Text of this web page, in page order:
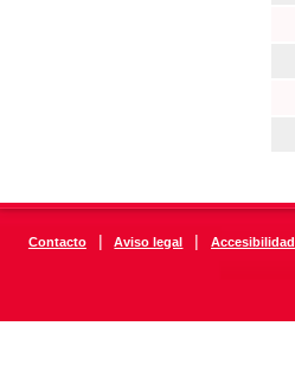
Contacto | Aviso legal | Accesibilidad